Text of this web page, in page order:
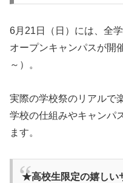
6月21日（日）には、全
オープンキャンパスが
～）。
実際の学校祭のリアルで
学校の仕組みやキャンパ
ます。
★高校生限定の嬉しい